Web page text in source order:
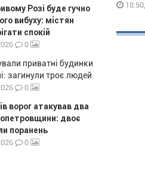
Розі буде гучно
вибуху: містян
спокій
0
приватні будинки
загинули троє людей
0
ворог атакував два
двоє
поранень
0